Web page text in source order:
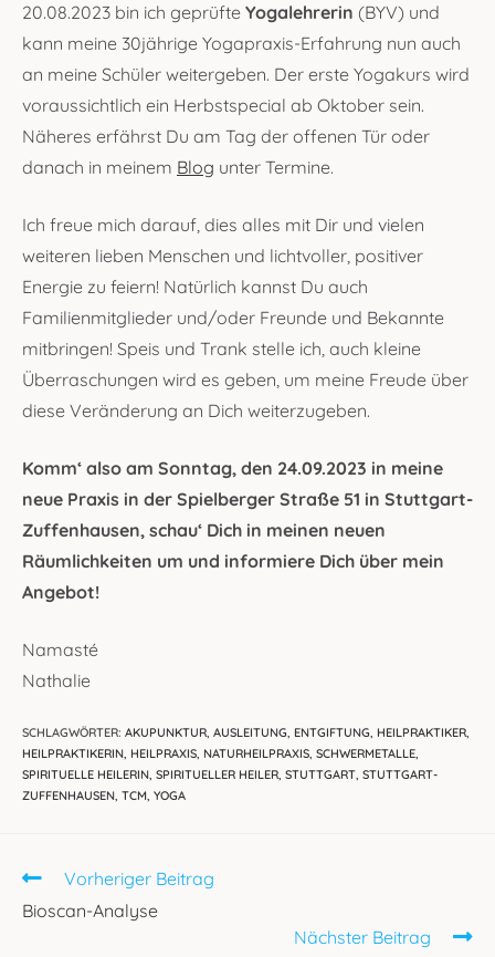
20.08.2023 bin ich geprüfte Yogalehrerin (BYV) und
kann meine 30jährige Yogapraxis-Erfahrung nun auch
an meine Schüler weitergeben. Der erste Yogakurs wird
voraussichtlich ein Herbstspecial ab Oktober sein.
Näheres erfährst Du am Tag der offenen Tür oder
danach in meinem Blog unter Termine.
Ich freue mich darauf, dies alles mit Dir und vielen
weiteren lieben Menschen und lichtvoller, positiver
Energie zu feiern! Natürlich kannst Du auch
Familienmitglieder und/oder Freunde und Bekannte
mitbringen! Speis und Trank stelle ich, auch kleine
Überraschungen wird es geben, um meine Freude über
diese Veränderung an Dich weiterzugeben.
Komm‘ also am Sonntag, den 24.09.2023 in meine
neue Praxis in der Spielberger Straße 51 in Stuttgart-
Zuffenhausen, schau‘ Dich in meinen neuen
Räumlichkeiten um und informiere Dich über mein
Angebot!
Namasté
Nathalie
SCHLAGWÖRTER: AKUPUNKTUR, AUSLEITUNG, ENTGIFTUNG, HEILPRAKTIKER,
HEILPRAKTIKERIN, HEILPRAXIS, NATURHEILPRAXIS, SCHWERMETALLE,
SPIRITUELLE HEILERIN, SPIRITUELLER HEILER, STUTTGART, STUTTGART-
ZUFFENHAUSEN, TCM, YOGA
Weitere
ansehen
Vorheriger Beitrag
Bioscan-Analyse
Nächster Beitrag